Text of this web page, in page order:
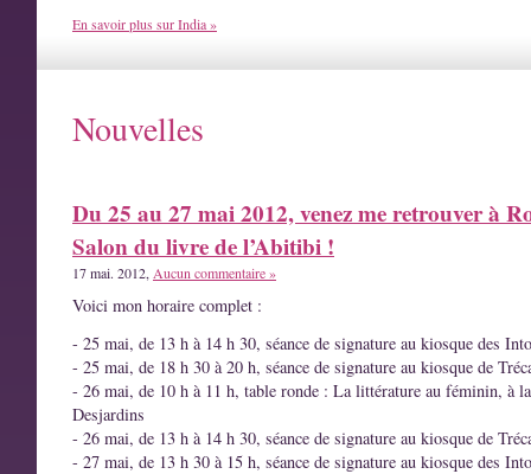
En savoir plus sur India »
Nouvelles
Du 25 au 27 mai 2012, venez me retrouver à
Salon du livre de l’Abitibi !
17 mai. 2012, Aucun commentaire »
Voici mon horaire complet :
- 25 mai, de 13 h à 14 h 30, séance de signature au kiosque des
- 25 mai, de 18 h 30 à 20 h, séance de signature au kiosque de
- 26 mai, de 10 h à 11 h, table ronde : La littérature au féminin, à
Desjardins
- 26 mai, de 13 h à 14 h 30, séance de signature au kiosque de
- 27 mai, de 13 h 30 à 15 h, séance de signature au kiosque des